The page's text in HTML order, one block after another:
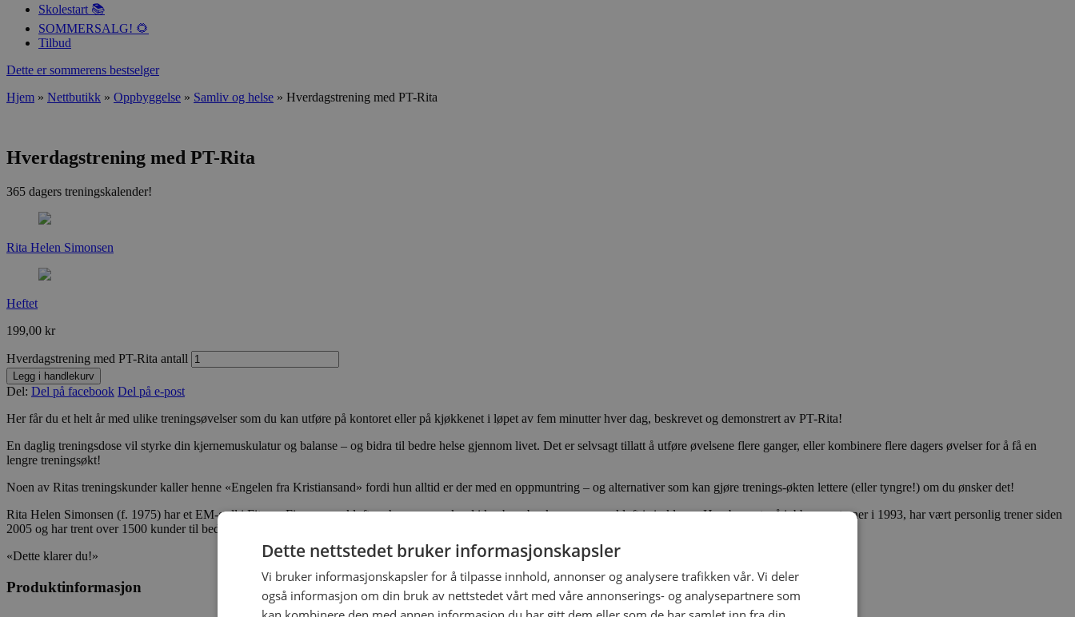
Skolestart 📚
SOMMERSALG! 🌻
Tilbud
Dette er sommerens bestselger
Hjem » Nettbutikk » Oppbyggelse » Samliv og helse » Hverdagstrening med PT-Rita
Hverdagstrening med PT-Rita
365 dagers treningskalender!
Rita Helen Simonsen
Heftet
199,00 kr
Hverdagstrening med PT-Rita antall
Legg i handlekurv
Del: Del på facebook Del på e-post
Her får du et helt år med ulike treningsøvelser som du kan utføre på kontoret eller på kjøkkenet i løpet av fem minutter hver dag, beskrevet og demonstrert av PT-Rita!
En daglig treningsdose vil styrke din kjernemuskulatur og balanse – og bidra til bedre helse gjennom livet. Det er selvsagt tillatt å utføre øvelsene flere ganger, eller kombinere flere dagers øvelser for å få en
lengre treningsøkt!
Noen av Ritas treningskunder kaller henne «Engelen fra Kristiansand» fordi hun alltid er der med en oppmuntring – og alternativer som kan gjøre trenings-økten lettere (eller tyngre!) om du ønsker det!
Rita Helen Simonsen (f. 1975) har et EM-gull i Fitness Five og markløft og har norgesrekord i knebøy, benkpress og markløft i sin klasse. Hun begynte å jobbe som trener i 1993, har vært personlig trener siden
2005 og har trent over 1500 kunder til bedre fysisk form. Nå får du gleden av hennes råd – ET HELT ÅR! – der du befinner deg!
«Dette klarer du!»
Produktinformasjon
Dette nettstedet bruker informasjonskapsler
Vi bruker informasjonskapsler for å tilpasse innhold, annonser og analysere trafikken vår. Vi deler
også informasjon om din bruk av nettstedet vårt med våre annonserings- og analysepartnere som